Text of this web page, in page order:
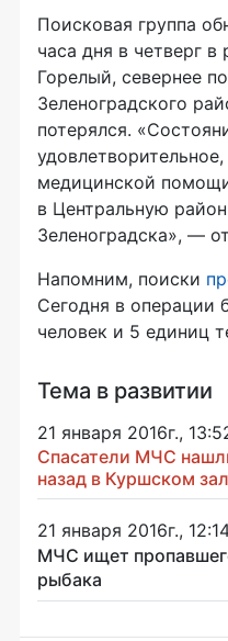
Поисковая группа
часа дня в четверг в
Горелый, севернее
Зеленоградского
потерялся.
медицинской
в Центральную
Зеленоградска», —
Напомним, поиски
Сегодня в операции
человек и 5 единиц
Тема в развитии
21 января 2016г.,
Спасатели МЧС
назад в Куршском
21 января 2016г.,
МЧС ищет
рыбака